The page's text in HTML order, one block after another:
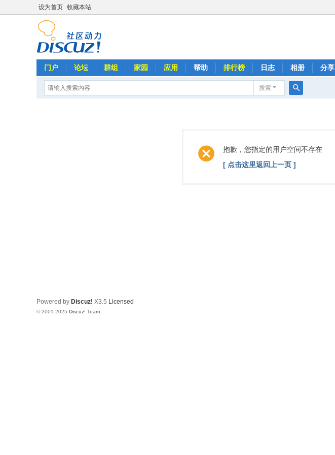
设为首页 收藏本站
门户 论坛 群组 家园 应用 帮助 排行榜 日志 相册 分享
搜索
抱歉，您指定的用户空间不存在
[ 点击这里返回上一页 ]
Powered by Discuz! X3.5 Licensed
© 2001-2025 Discuz! Team